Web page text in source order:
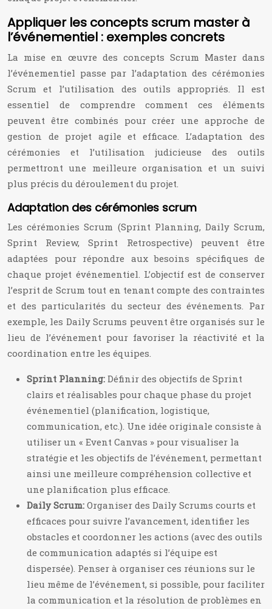
Appliquer les concepts scrum master à
l’événementiel : exemples concrets
La mise en œuvre des concepts Scrum Master dans
l’événementiel passe par l’adaptation des cérémonies
Scrum et l’utilisation des outils appropriés. Il est
essentiel de comprendre comment ces éléments
peuvent être combinés pour créer une approche de
gestion de projet agile et efficace. L’adaptation des
cérémonies et l’utilisation judicieuse des outils
permettront une meilleure organisation et un suivi
plus précis du déroulement du projet.
Adaptation des cérémonies scrum
Les cérémonies Scrum (Sprint Planning, Daily Scrum,
Sprint Review, Sprint Retrospective) peuvent être
adaptées pour répondre aux besoins spécifiques de
chaque projet événementiel. L’objectif est de conserver
l’esprit de Scrum tout en tenant compte des contraintes
et des particularités du secteur des événements. Par
exemple, les Daily Scrums peuvent être organisés sur le
lieu de l’événement pour favoriser la réactivité et la
coordination entre les équipes.
Sprint Planning: Définir des objectifs de Sprint
clairs et réalisables pour chaque phase du projet
événementiel (planification, logistique,
communication, etc.). Une idée originale consiste à
utiliser un « Event Canvas » pour visualiser la
stratégie et les objectifs de l’événement, permettant
ainsi une meilleure compréhension collective et
une planification plus efficace.
Daily Scrum: Organiser des Daily Scrums courts et
efficaces pour suivre l’avancement, identifier les
obstacles et coordonner les actions (avec des outils
de communication adaptés si l’équipe est
dispersée). Penser à organiser ces réunions sur le
lieu même de l’événement, si possible, pour faciliter
la communication et la résolution de problèmes en